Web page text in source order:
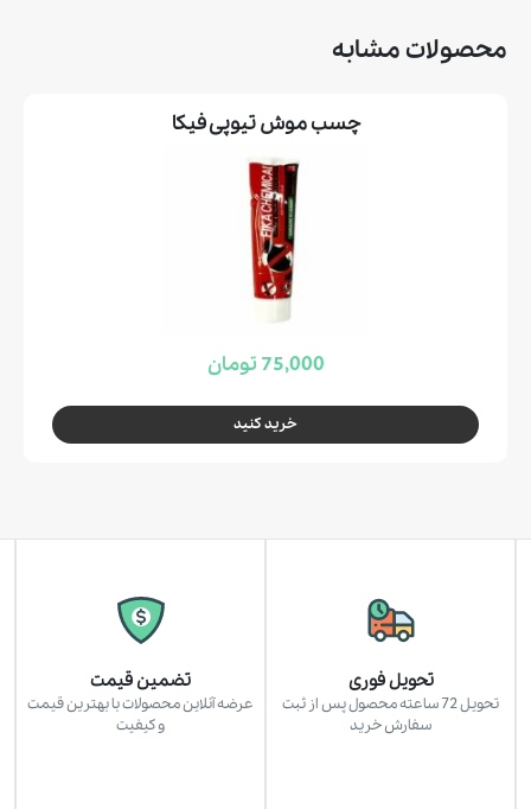
محصولات مشابه
چسب موش تیوپی فیکا
75,000 تومان
خرید کنید
تحویل فوری
تحویل 72 ساعته محصول پس از ثبت
سفارش خرید
تضمین قیمت
عرضه آنلاین محصولات با بهترین قیمت
و کیفیت